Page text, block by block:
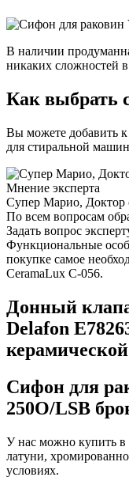
В наличии
никаких сложностей
Как выбрать
Вы можете добавить
для стиральной
Мнение эксперта
Супер Марио, Доктор
По всем вопросам
Задать вопрос
Функциональные
покупке самое
CeramaLux С-056.
Донный
Delafon
Сифон для
250O/LSB
У нас можно купить в
латуни,
условиях.